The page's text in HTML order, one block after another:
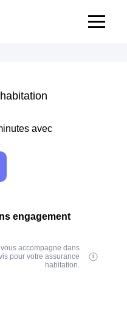
avec
engagement
accompagne dans
pour votre assurance
habitation.